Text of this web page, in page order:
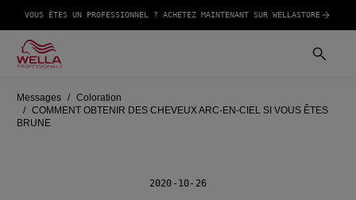
VOUS ÊTES UN PROFESSIONNEL ? ACHETEZ MAINTENANT SUR WELLASTORE
Messages
Coloration
COMMENT OBTENIR DES CHEVEUX ARC-EN-CIEL SI VOUS ÊTES
BRUNE
2020-10-26